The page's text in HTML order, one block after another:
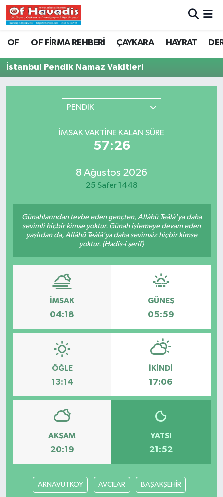
OF OF FİRMA REHBERİ ÇAYKARA HAYRAT
İstanbul Pendik Namaz Vakitleri
PENDİK
İMSAK VAKTINE KALAN SÜRE
57:26
8 Ağustos 2026
25 Safer 1448
Günahlarından tevbe eden gençten, Allâhü Teâlâ'ya daha
sevimli hiçbir kimse yoktur. Günah işlemeye devam eden
yaşlıdan da, Allâhü Teâlâ'ya daha sevimsiz hiçbir kimse
yoktur. (Hadis-i şerif)
İMSAK
04:18
GÜNEŞ
05:59
ÖĞLE
13:14
İKINDI
17:06
AKŞAM
20:19
YATSI
21:52
ARNAVUTKOY AVCILAR BAŞAKŞEHİR
Trabzon Nöbetçi Eczaneler
Trabzon Hava Durumu
Trabzon Namaz Vakitleri
Trabzon Trafik Yoğunluk Haritası
Süper Lig Puan Durumu ve Fikstür
Son Dakika Haberleri
Haber Arşivi